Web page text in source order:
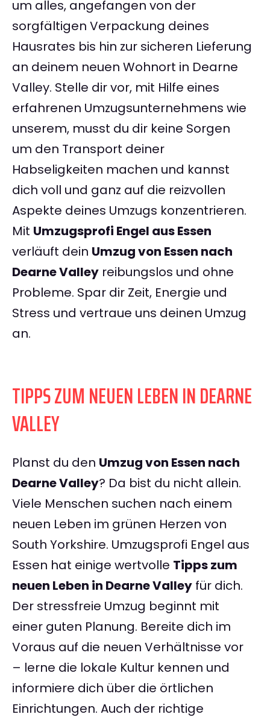
um alles, angefangen von der
sorgfältigen Verpackung deines
Hausrates bis hin zur sicheren Lieferung
an deinem neuen Wohnort in Dearne
Valley. Stelle dir vor, mit Hilfe eines
erfahrenen Umzugsunternehmens wie
unserem, musst du dir keine Sorgen
um den Transport deiner
Habseligkeiten machen und kannst
dich voll und ganz auf die reizvollen
Aspekte deines Umzugs konzentrieren.
Mit Umzugsprofi Engel aus Essen
verläuft dein Umzug von Essen nach
Dearne Valley reibungslos und ohne
Probleme. Spar dir Zeit, Energie und
Stress und vertraue uns deinen Umzug
an.
TIPPS ZUM NEUEN LEBEN IN DEARNE
VALLEY
Planst du den Umzug von Essen nach
Dearne Valley? Da bist du nicht allein.
Viele Menschen suchen nach einem
neuen Leben im grünen Herzen von
South Yorkshire. Umzugsprofi Engel aus
Essen hat einige wertvolle Tipps zum
neuen Leben in Dearne Valley für dich.
Der stressfreie Umzug beginnt mit
einer guten Planung. Bereite dich im
Voraus auf die neuen Verhältnisse vor
– lerne die lokale Kultur kennen und
informiere dich über die örtlichen
Einrichtungen. Auch der richtige